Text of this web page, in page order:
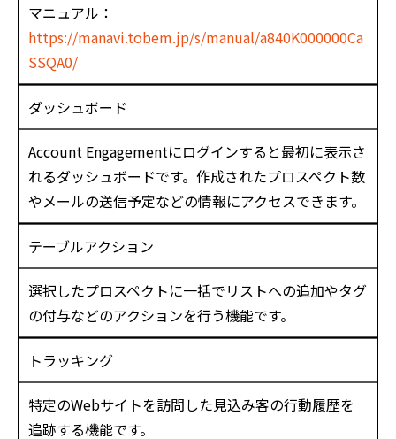
マニュアル：
https://manavi.tobem.jp/s/manual/a840K000000Ca
SSQA0/
ダッシュボード
Account Engagementにログインすると最初に表示さ
れるダッシュボードです。作成されたプロスペクト数
やメールの送信予定などの情報にアクセスできます。
テーブルアクション
選択したプロスペクトに一括でリストへの追加やタグ
の付与などのアクションを行う機能です。
トラッキング
特定のWebサイトを訪問した見込み客の行動履歴を
追跡する機能です。